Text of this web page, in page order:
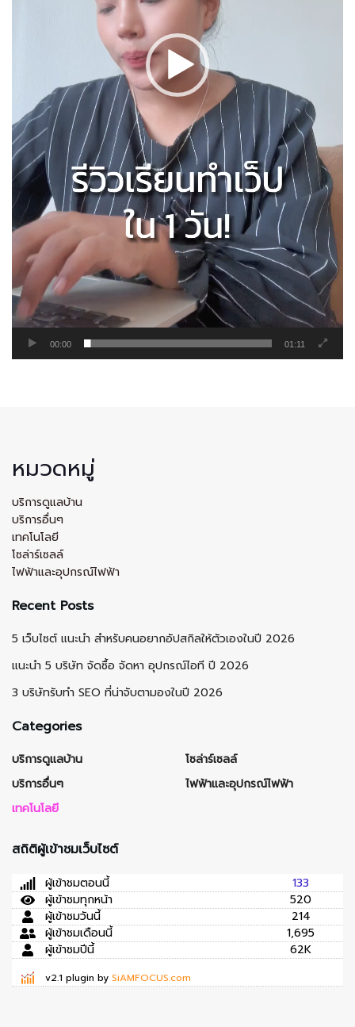
00:00 01:11
หมวดหมู่
บริการดูแลบ้าน
บริการอื่นๆ
เทคโนโลยี
โซล่าร์เซลล์
ไฟฟ้าและอุปกรณ์ไฟฟ้า
Recent Posts
5 เว็บไซต์ แนะนำ สำหรับคนอยากอัปสกิลให้ตัวเองในปี 2026
แนะนำ 5 บริษัท จัดซื้อ จัดหา อุปกรณ์ไอที ปี 2026
3 บริษัทรับทำ SEO ที่น่าจับตามองในปี 2026
Categories
บริการดูแลบ้าน
บริการอื่นๆ
เทคโนโลยี
โซล่าร์เซลล์
ไฟฟ้าและอุปกรณ์ไฟฟ้า
สถิติผู้เข้าชมเว็บไซต์
ผู้เข้าชมตอนนี้
133
ผู้เข้าชมทุกหน้า
520
ผู้เข้าชมวันนี้
214
ผู้เข้าชมเดือนนี้
1,695
ผู้เข้าชมปีนี้
62K
v2.1 plugin by SiAMFOCUS.com